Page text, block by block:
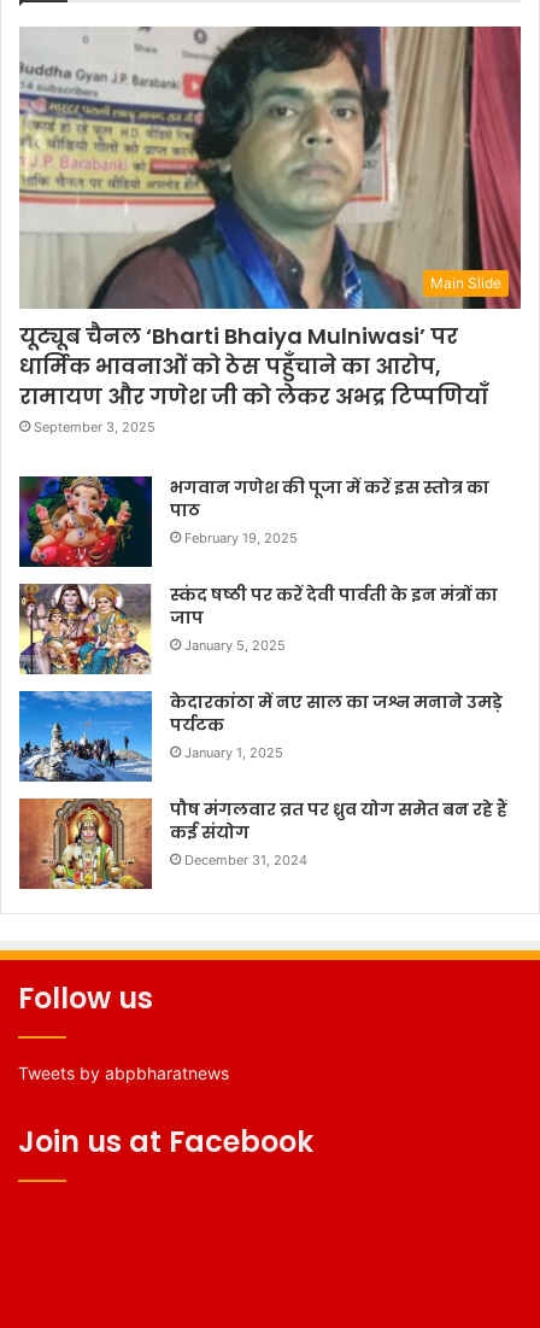
Main Slide
यूट्यूब चैनल ‘Bharti Bhaiya Mulniwasi’ पर
धार्मिक भावनाओं को ठेस पहुँचाने का आरोप,
रामायण और गणेश जी को लेकर अभद्र टिप्पणियाँ
September 3, 2025
भगवान गणेश की पूजा में करें इस स्तोत्र का
पाठ
February 19, 2025
स्कंद षष्ठी पर करें देवी पार्वती के इन मंत्रों का
जाप
January 5, 2025
केदारकांठा में नए साल का जश्न मनाने उमड़े
पर्यटक
January 1, 2025
पौष मंगलवार व्रत पर ध्रुव योग समेत बन रहे हैं
कई संयोग
December 31, 2024
Follow us
Tweets by abpbharatnews
Join us at Facebook